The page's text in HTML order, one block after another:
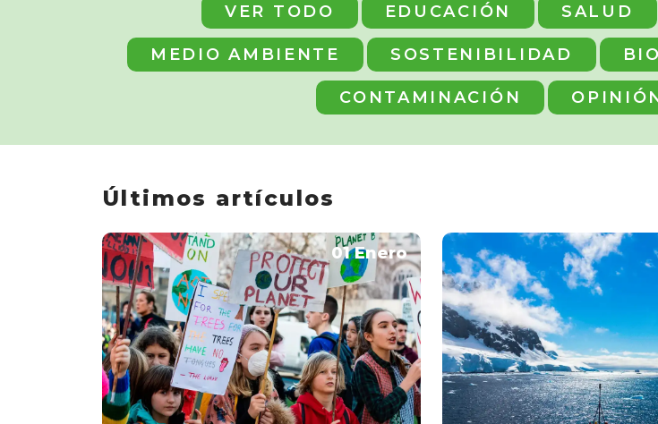
VER TODO EDUCACIÓN SALUD
MEDIO AMBIENTE SOSTENIBILIDAD
CONTAMINACIÓN
Últimos artículos
01 Enero